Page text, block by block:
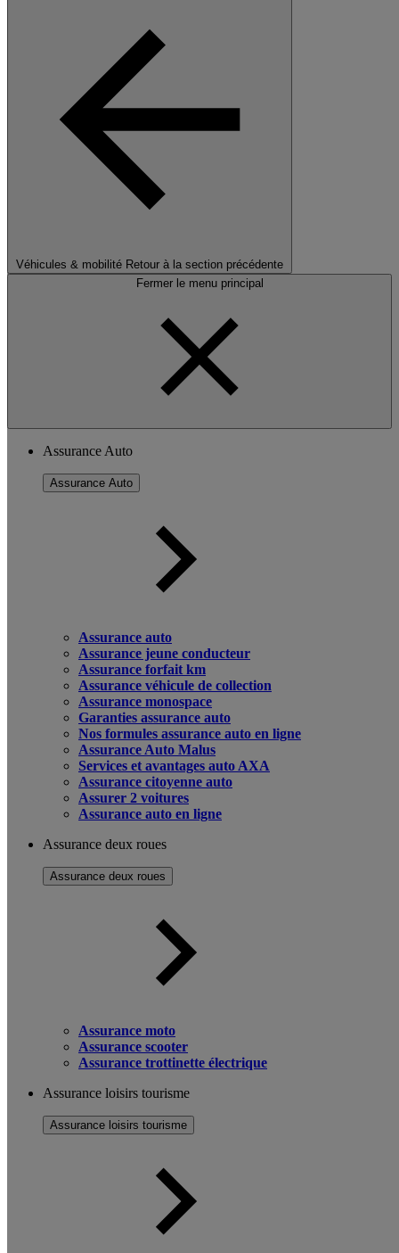
Véhicules & mobilité Retour à la section précédente
Fermer le menu principal
Assurance Auto
Assurance Auto
Assurance auto
Assurance jeune conducteur
Assurance forfait km
Assurance véhicule de collection
Assurance monospace
Garanties assurance auto
Nos formules assurance auto en ligne
Assurance Auto Malus
Services et avantages auto AXA
Assurance citoyenne auto
Assurer 2 voitures
Assurance auto en ligne
Assurance deux roues
Assurance deux roues
Assurance moto
Assurance scooter
Assurance trottinette électrique
Assurance loisirs tourisme
Assurance loisirs tourisme